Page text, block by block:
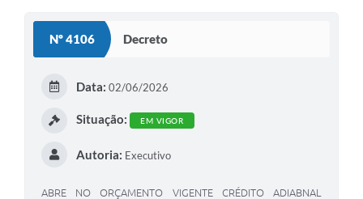
Nº 4106 Decreto
Data: 02/06/2026
Situação: EM VIGOR
Autoria: Executivo
ABRE NO ORÇAMENTO VIGENTE CRÉDITO ADIABNAL